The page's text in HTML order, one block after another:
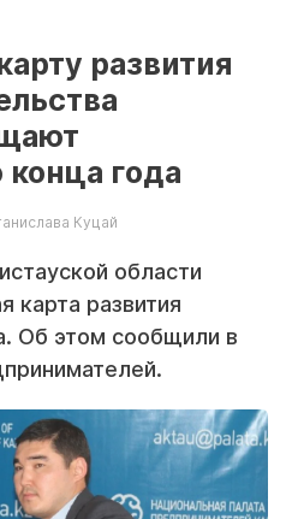
развития
конца года
Куцай
области
карта развития
Об этом сообщили в